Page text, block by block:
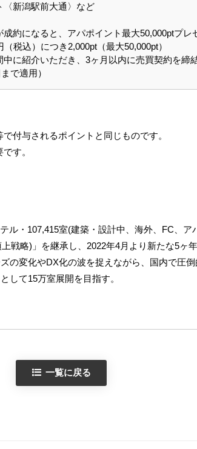
〈新潟駅前大通〉など
約になると、アパポイント最大50,000ptプレ
税込）につき2,000pt（最大50,000pt）
に紹介いただき、3ヶ月以内に売買契約を締
で適用）
付与されるポイントと同じものです。
す。
・107,415室(建築・設計中、海外、FC、ア
戦略)」を継承し、2022年4月より新たな5ヶ
の変化やDX化の波を捉えながら、国内で圧
して15万室展開を目指す。
一覧に戻る